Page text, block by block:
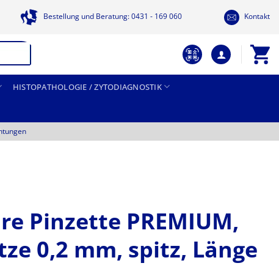
Bestellung und Beratung: 0431 - 169 060 Kontakt
HISTOPATHOLOGIE / ZYTODIAGNOSTIK
Pinzette PREMIUM,
0,2 mm, spitz, Länge